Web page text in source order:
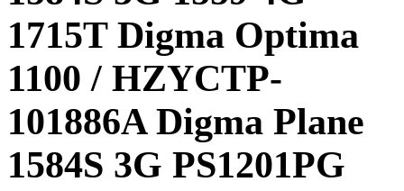
1715T Digma Optima
1100 / HZYCTP-
101886A Digma Plane
1584S 3G PS1201PG